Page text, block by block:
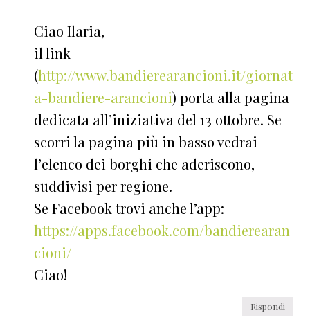
Ciao Ilaria,
il link
(http://www.bandierearancioni.it/giornat
a-bandiere-arancioni) porta alla pagina
dedicata all’iniziativa del 13 ottobre. Se
scorri la pagina più in basso vedrai
l’elenco dei borghi che aderiscono,
suddivisi per regione.
Se Facebook trovi anche l’app:
https://apps.facebook.com/bandierearan
cioni/
Ciao!
Rispondi